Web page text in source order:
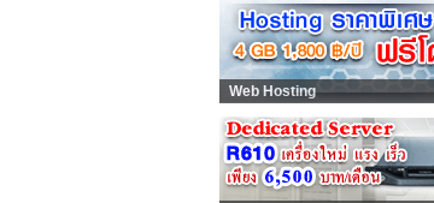
Web Hosting